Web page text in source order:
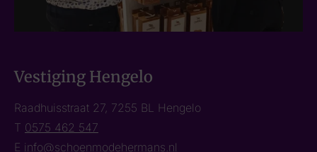
Vestiging Hengelo
Raadhuisstraat 27, 7255 BL Hengelo
T 0575 462 547
E info@schoenmodehermans.nl